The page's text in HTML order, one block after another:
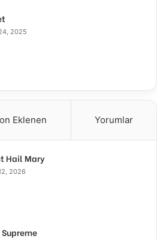
2025
Eklenen Yorumlar
Hail Mary
2026